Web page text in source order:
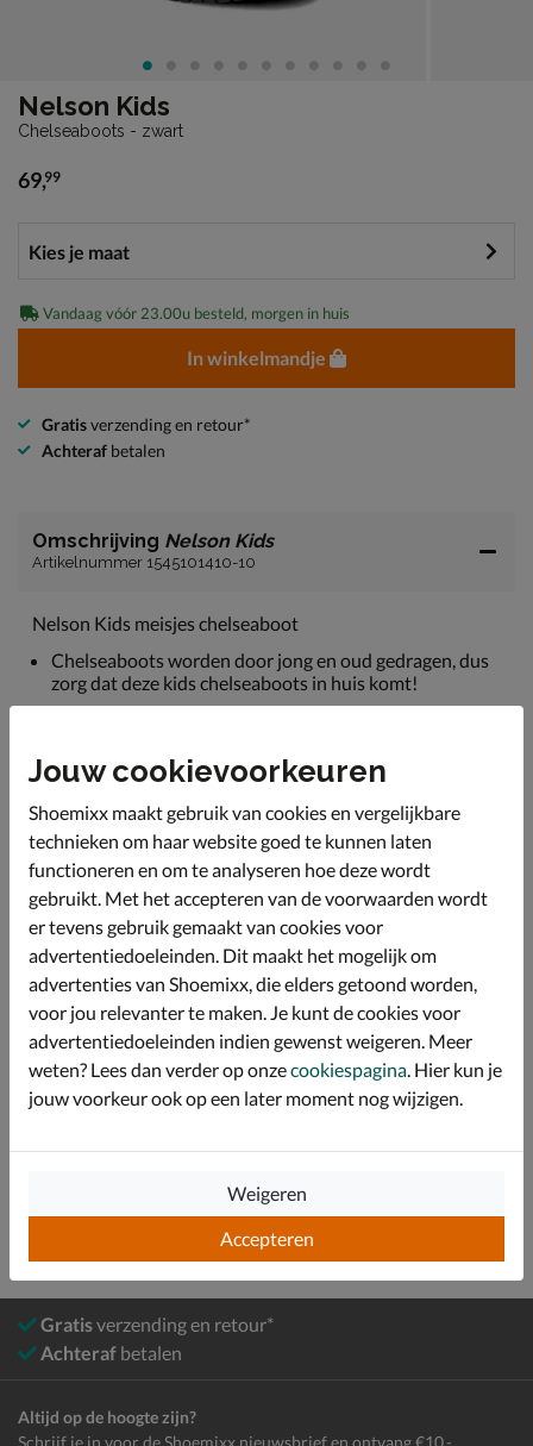
Nelson Kids
Chelseaboots - zwart
€ 69,99
69,99
Vandaag vóór 23.00u besteld, morgen in huis
In winkelmandje
Gratisverzending en retour*
Achteraf betalen
Omschrijving Nelson Kids
Artikelnummer 1545101410-10
Nelson Kids meisjes chelseaboot
Chelseaboots worden door jong en oud gedragen, dus
zorg dat deze kids chelseaboots in huis komt!
Gevoerd met textiel wat zachter aanvoelt.
Voorzien van een licht dempend voetbed met leren
bekleding. Dankzij de temperatuurregulerende werking
van leer blijven de voeten koel.
Afgewerkt met een chunky loopzool met grof profiel.
DIt biedt goede grip en stabiliteit tijdens het lopen.
Over Nelson Kids
Bekijk meer
Gratisverzending en retour*
Achteraf betalen
Altijd op de hoogte zijn?
Jouw cookievoorkeuren
Shoemixx maakt gebruik van cookies en vergelijkbare
technieken om haar website goed te kunnen laten
functioneren en om te analyseren hoe deze wordt
gebruikt. Met het accepteren van de voorwaarden wordt
er tevens gebruik gemaakt van cookies voor
advertentiedoeleinden. Dit maakt het mogelijk om
advertenties van Shoemixx, die elders getoond worden,
voor jou relevanter te maken. Je kunt de cookies voor
advertentiedoeleinden indien gewenst weigeren. Meer
weten? Lees dan verder op onzecookiespagina . Hier kun je
jouw voorkeur ook op een later moment nog wijzigen.
Accepteren
Weigeren